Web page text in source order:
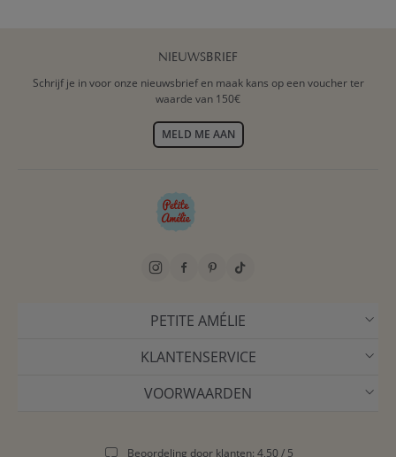
NIEUWSBRIEF
Schrijf je in voor onze nieuwsbrief en maak kans op een voucher ter
waarde van 150€
MELD ME AAN
PETITE AMÉLIE
KLANTENSERVICE
VOORWAARDEN
Beoordeling door klanten: 4,50 / 5